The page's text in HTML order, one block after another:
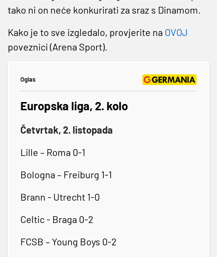
tako ni on neće konkurirati za sraz s Dinamom.
Kako je to sve izgledalo, provjerite na OVOJ
poveznici (Arena Sport).
Oglas
Europska liga, 2. kolo
Četvrtak, 2. listopada
Lille – Roma 0-1
Bologna – Freiburg 1-1
Brann - Utrecht 1-0
Celtic - Braga 0-2
FCSB – Young Boys 0-2